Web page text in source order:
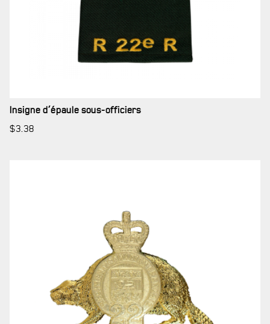
Insigne d’épaule sous-officiers
$3.38